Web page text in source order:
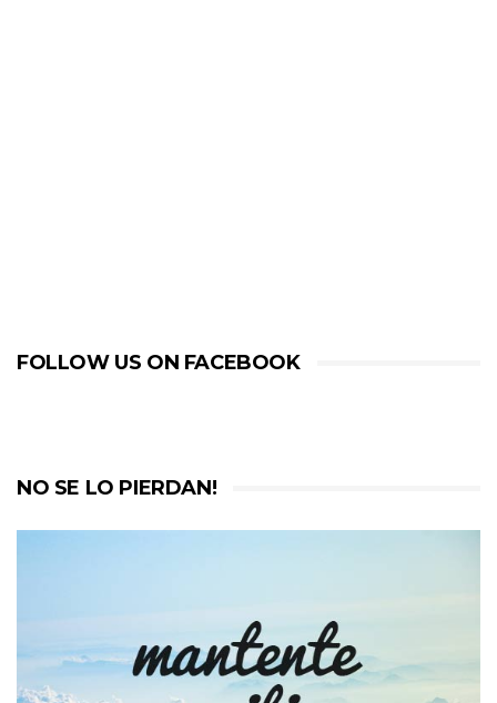
FOLLOW US ON FACEBOOK
NO SE LO PIERDAN!